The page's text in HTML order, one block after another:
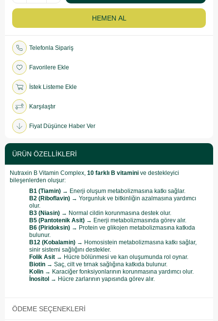
Telefonla Sipariş
Favorilere Ekle
İstek Listeme Ekle
Karşılaştır
Fiyat Düşünce Haber Ver
ÜRÜN ÖZELLIKLERI
Nutraxin B Vitamin Complex, 10 farklı B vitamini ve destekleyici
bileşenlerden oluşur:
B1 (Tiamin) → Enerji oluşum metabolizmasına katkı sağlar.
B2 (Riboflavin) → Yorgunluk ve bitkinliğin azalmasına yardımcı
olur.
B3 (Niasin) → Normal cildin korunmasına destek olur.
B5 (Pantotenik Asit) → Enerji metabolizmasında görev alır.
B6 (Piridoksin) → Protein ve glikojen metabolizmasına katkıda
bulunur.
B12 (Kobalamin) → Homosistein metabolizmasına katkı sağlar,
sinir sistemi sağlığını destekler.
Folik Asit → Hücre bölünmesi ve kan oluşumunda rol oynar.
Biotin → Saç, cilt ve tırnak sağlığına katkıda bulunur.
Kolin → Karaciğer fonksiyonlarının korunmasına yardımcı olur.
İnositol → Hücre zarlarının yapısında görev alır.
ÖDEME SEÇENEKLERI